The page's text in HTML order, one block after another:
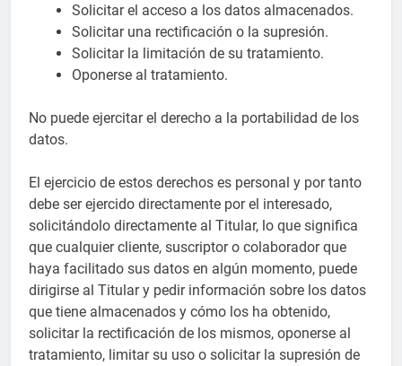
Solicitar el acceso a los datos almacenados.
Solicitar una rectificación o la supresión.
Solicitar la limitación de su tratamiento.
Oponerse al tratamiento.
No puede ejercitar el derecho a la portabilidad de los
datos.
El ejercicio de estos derechos es personal y por tanto
debe ser ejercido directamente por el interesado,
solicitándolo directamente al Titular, lo que significa
que cualquier cliente, suscriptor o colaborador que
haya facilitado sus datos en algún momento, puede
dirigirse al Titular y pedir información sobre los datos
que tiene almacenados y cómo los ha obtenido,
solicitar la rectificación de los mismos, oponerse al
tratamiento, limitar su uso o solicitar la supresión de